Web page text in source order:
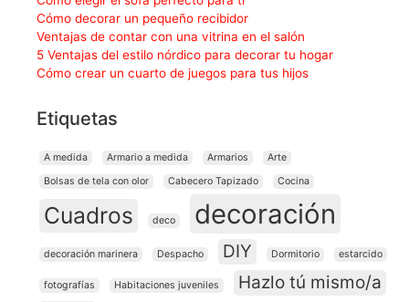
Cómo decorar un pequeño recibidor
Ventajas de contar con una vitrina en el salón
5 Ventajas del estilo nórdico para decorar tu hogar
Cómo crear un cuarto de juegos para tus hijos
Etiquetas
A medida Armario a medida Armarios
Arte
Bolsas de tela con olor
Cabecero Tapizado Cocina
Cuadros deco decoración
decoración marinera Despacho DIY Dormitorio estarcido
fotografías Habitaciones juveniles
Hazlo tú mismo/a